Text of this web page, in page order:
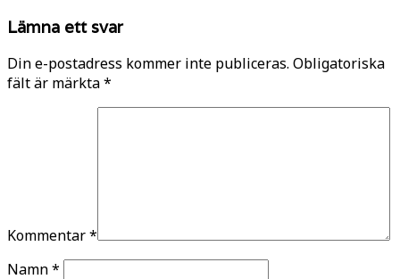
Lämna ett svar
Din e-postadress kommer inte publiceras. Obligatoriska
fält är märkta*
Kommentar*
Namn*